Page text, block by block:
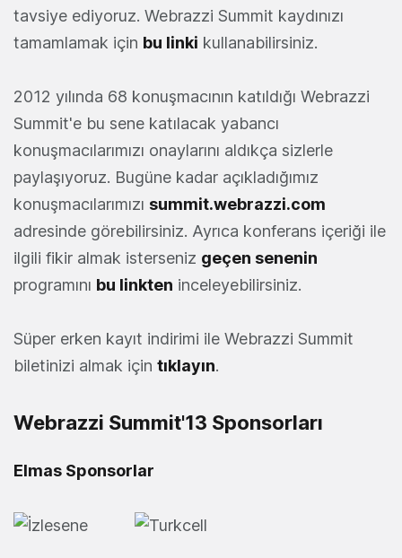
tavsiye ediyoruz. Webrazzi Summit kaydınızı
tamamlamak için bu linki kullanabilirsiniz.
2012 yılında 68 konuşmacının katıldığı Webrazzi
Summit'e bu sene katılacak yabancı
konuşmacılarımızı onaylarını aldıkça sizlerle
paylaşıyoruz. Bugüne kadar açıkladığımız
konuşmacılarımızı summit.webrazzi.com
adresinde görebilirsiniz. Ayrıca konferans içeriği ile
ilgili fikir almak isterseniz geçen senenin
programını bu linkten inceleyebilirsiniz.
Süper erken kayıt indirimi ile Webrazzi Summit
biletinizi almak için tıklayın.
Webrazzi Summit'13 Sponsorları
Elmas Sponsorlar